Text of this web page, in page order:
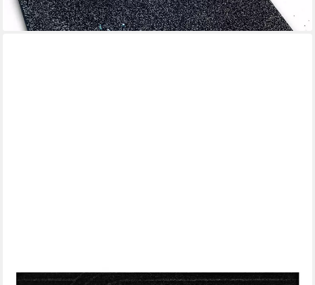
Fußmatte Rutschfeste Fußmatte für Innen und Außen,